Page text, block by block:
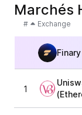
Marchés
# Exchange
1